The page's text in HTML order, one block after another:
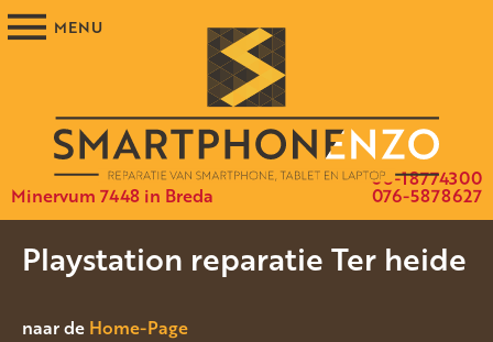
Minervum 7448 in Breda 076-5878627
06-18774300
Playstation reparatie Ter heide
naar de Home-Page